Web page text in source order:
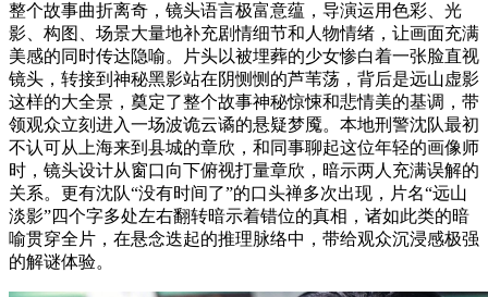
整个故事曲折离奇，镜头语言极富意蕴，导演运用色彩、光
影、构图、场景大量地补充剧情细节和人物情绪，让画面充满
美感的同时传达隐喻。片头以被埋葬的少女惨白着一张脸直视
镜头，转接到神秘黑影站在阴恻恻的芦苇荡，背后是远山虚影
这样的大全景，奠定了整个故事神秘惊悚和悲情美的基调，带
领观众立刻进入一场波诡云谲的悬疑梦魇。本地刑警沈队最初
不认可从上海来到县城的章欣，和同事聊起这位年轻的画像师
时，镜头设计从窗口向下俯视打量章欣，暗示两人充满误解的
关系。更有沈队“没有时间了”的口头禅多次出现，片名“远山
淡影”四个字多处左右翻转暗示着错位的真相，诸如此类的暗
喻贯穿全片，在悬念迭起的推理脉络中，带给观众沉浸感极强
的解谜体验。